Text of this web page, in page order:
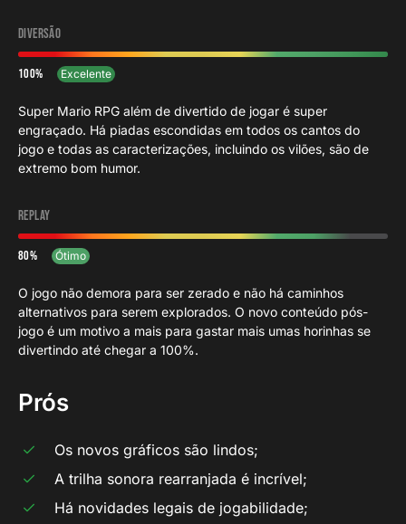
Diversão
100 Excelente
Super Mario RPG além de divertido de jogar é super
engraçado. Há piadas escondidas em todos os cantos do
jogo e todas as caracterizações, incluindo os vilões, são de
extremo bom humor.
Replay
80 Ótimo
O jogo não demora para ser zerado e não há caminhos
alternativos para serem explorados. O novo conteúdo pós-
jogo é um motivo a mais para gastar mais umas horinhas se
divertindo até chegar a 100%.
Prós
Os novos gráficos são lindos;
A trilha sonora rearranjada é incrível;
Há novidades legais de jogabilidade;